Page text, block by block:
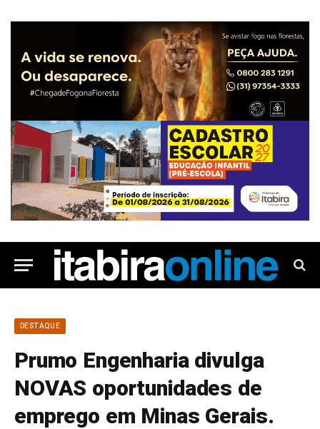
DESTAQUE
Prumo Engenharia divulga
NOVAS oportunidades de
emprego em Minas Gerais.